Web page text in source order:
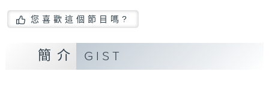
您喜歡這個節目嗎?
簡介 GIST